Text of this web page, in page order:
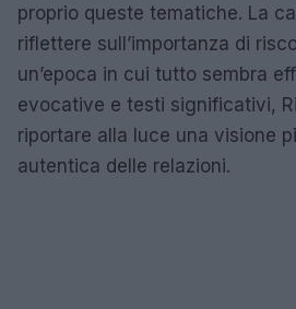
proprio queste tematiche. La
riflettere sull’importanza di
un’epoca in cui tutto sembra
evocative e testi significativi,
riportare alla luce una visione
autentica delle relazioni.